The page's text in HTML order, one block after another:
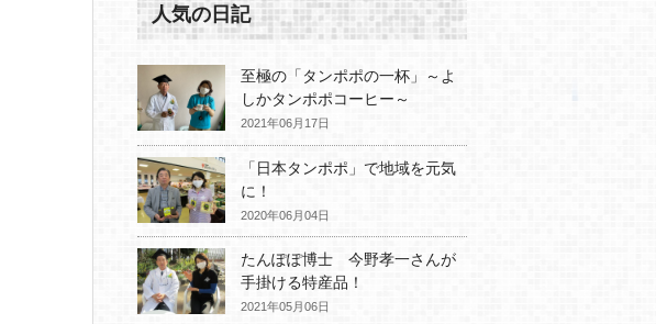
人気の日記
至極の「タンポポの一杯」～よ
しかタンポポコーヒー～
2021年06月17日
「日本タンポポ」で地域を元気
に！
2020年06月04日
たんぽぽ博士 今野孝一さんが
手掛ける特産品！
2021年05月06日